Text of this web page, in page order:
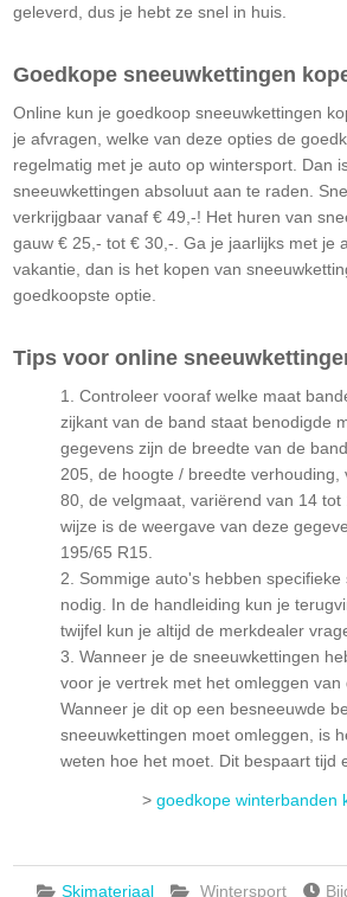
geleverd, dus je hebt ze snel in huis.
Goedkope sneeuwkettingen
Online kun je goedkoop sneeuwkettingen
je afvragen, welke van deze opties de
regelmatig met je auto op wintersport. Dan
sneeuwkettingen absoluut aan te raden.
verkrijgbaar vanaf € 49,-! Het huren van
gauw € 25,- tot € 30,-. Ga je jaarlijks met je
vakantie, dan is het kopen van
goedkoopste optie.
Tips voor online
Controleer vooraf welke maat
zijkant van de band staat benodigde
gegevens zijn de breedte van de
205, de hoogte / breedte verhouding,
80, de velgmaat, variërend van 14 tot
wijze is de weergave van deze
195/65 R15.
Sommige auto's hebben specifieke
nodig. In de handleiding kun je
twijfel kun je altijd de merkdealer
Wanneer je de sneeuwkettingen
voor je vertrek met het omleggen van
Wanneer je dit op een besneeuwde
sneeuwkettingen moet omleggen, is
weten hoe het moet. Dit bespaart tijd
> goedkope winterbanden
Skimateriaal Wintersport